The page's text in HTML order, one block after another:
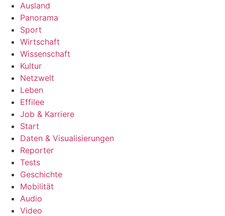
Ausland
Panorama
Sport
Wirtschaft
Wissenschaft
Kultur
Netzwelt
Leben
Effilee
Job & Karriere
Start
Daten & Visualisierungen
Reporter
Tests
Geschichte
Mobilität
Audio
Video